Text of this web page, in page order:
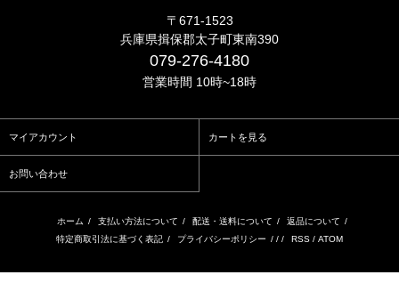
〒671-1523
兵庫県揖保郡太子町東南390
079-276-4180
営業時間 10時~18時
マイアカウント カートを見る
お問い合わせ
ホーム / 支払い方法について / 配送・送料について / 返品について /
特定商取引法に基づく表記 / プライバシーポリシー / / / RSS / ATOM